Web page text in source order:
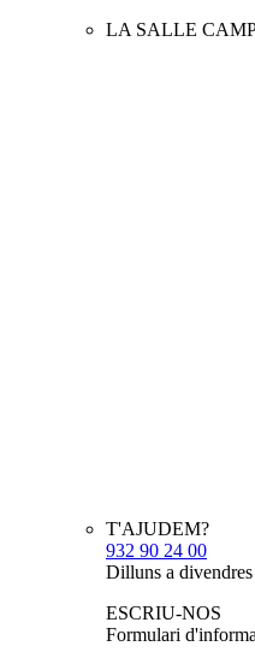
LA SALLE
T'AJUDEM?
932 90 24 00
Dilluns a divendres
ESCRIU-NOS
Formulari